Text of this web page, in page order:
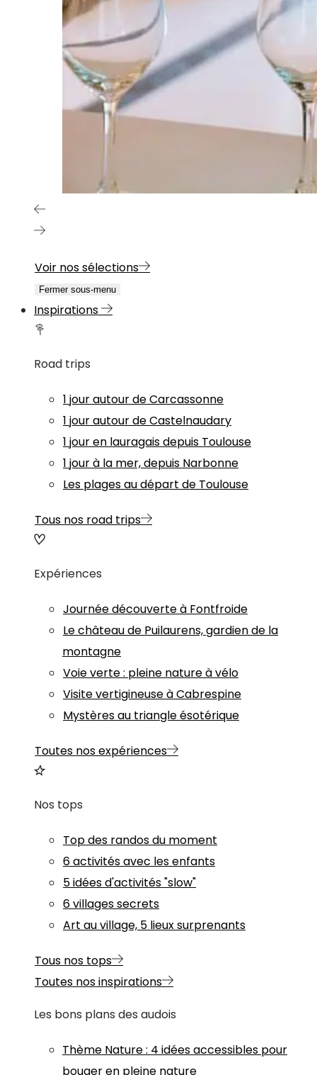
Voir nos sélections
Fermer sous-menu
Inspirations
Road trips
1 jour autour de Carcassonne
1 jour autour de Castelnaudary
1 jour en lauragais depuis Toulouse
1 jour à la mer, depuis Narbonne
Les plages au départ de Toulouse
Tous nos road trips
Expériences
Journée découverte à Fontfroide
Le château de Puilaurens, gardien de la
montagne
Voie verte : pleine nature à vélo
Visite vertigineuse à Cabrespine
Mystères au triangle ésotérique
Toutes nos expériences
Nos tops
Top des randos du moment
6 activités avec les enfants
5 idées d'activités "slow"
6 villages secrets
Art au village, 5 lieux surprenants
Tous nos tops
Toutes nos inspirations
Les bons plans des audois
Thème Nature: 4 idées accessibles pour
bouger en pleine nature